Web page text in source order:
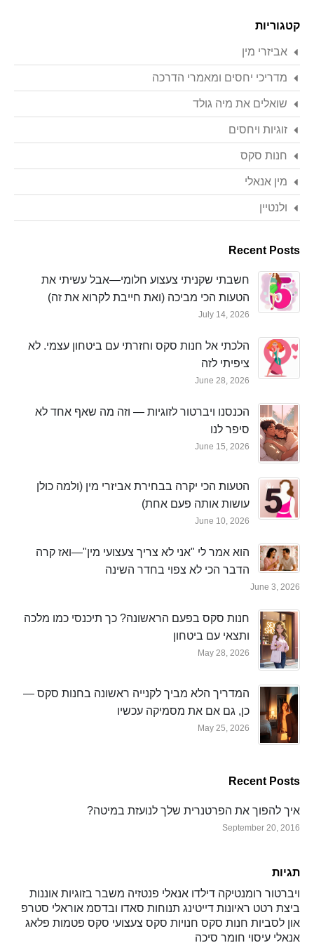
קטגוריות
אביזרי מין
מדריכי יחסים ומאמרי הדרכה
שואלים את מיה גולד
זוגיות ויחסים
חנות סקס
מין אנאלי
ולנטיין
Recent Posts
חשבתי שקניתי צעצוע חלומי—אבל עשיתי את
הטעות הכי מביכה (ואת חייבת לקרוא את זה)
July 14, 2026
הלכתי אל חנות סקס וחזרתי עם ביטחון עצמי. לא
ציפיתי לזה
June 28, 2026
הכנסנו ויברטור לזוגיות — וזה מה שאף אחד לא
סיפר לנו
June 15, 2026
הטעות הכי יקרה בבחירת אביזרי מין (ולמה כולן
עושות אותה פעם אחת)
June 10, 2026
הוא אמר לי "אני לא צריך צעצועי מין"—ואז קרה
הדבר הכי לא צפוי בחדר השינה
June 3, 2026
חנות סקס בפעם הראשונה? כך תיכנסי כמו מלכה
ותצאי עם ביטחון
May 28, 2026
המדריך הלא מביך לקנייה ראשונה בחנות סקס —
כן, גם אם את מסמיקה עכשיו
May 25, 2026
Recent Posts
איך להפוך את הפרטנרית שלך לנועזת במיטה?
September 20, 2016
תגיות
ויברטור רומנטיקה דילדו אנאלי פנטזיה משבר בזוגיות אוננות
ביצת רטט ראיונות דייטינג תנוחות סאדו ובדסמ אוראלי סטרפ
און לסביות חנות סקס חנויות סקס צעצועי סקס פטמות פלאג
אנאלי עיסוי חומר סיכה